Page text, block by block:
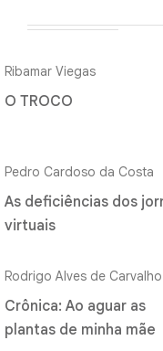
Ribamar Viegas
O TROCO
Pedro Cardoso da Costa
As deficiências dos
virtuais
Rodrigo Alves de Carvalho
Crônica: Ao aguar as
plantas de minha mãe